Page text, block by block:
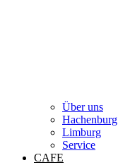
Über uns
Hachenburg
Limburg
Service
CAFE